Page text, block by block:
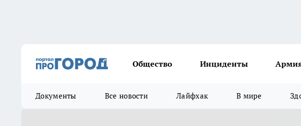
Общество Инциденты
Документы Все новости Лайфхак В мире